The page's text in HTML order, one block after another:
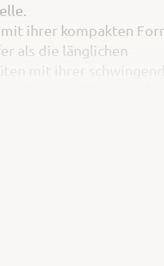
ihrer kompakten
als die länglichen